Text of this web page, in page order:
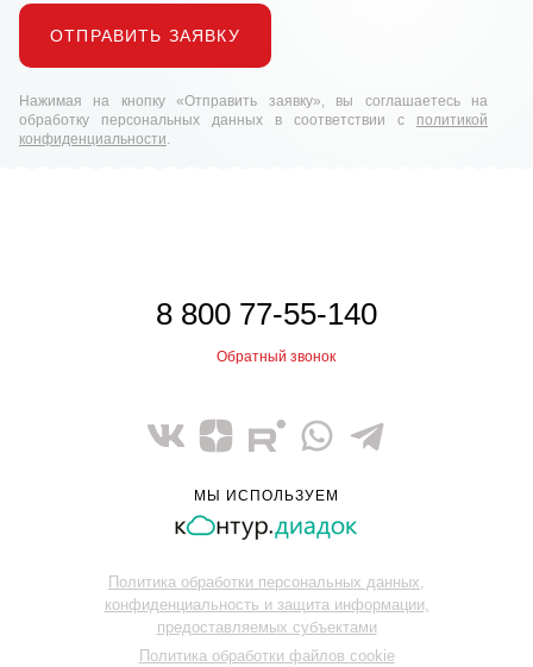
ОТПРАВИТЬ ЗАЯВКУ
Нажимая на кнопку «Отправить заявку», вы соглашаетесь на
обработку персональных данных в соответствии с политикой
конфиденциальности.
8 800 77-55-140
Обратный звонок
МЫ ИСПОЛЬЗУЕМ
Политика обработки персональных данных,
конфиденциальность и защита информации,
предоставляемых субъектами
Политика обработки файлов cookie